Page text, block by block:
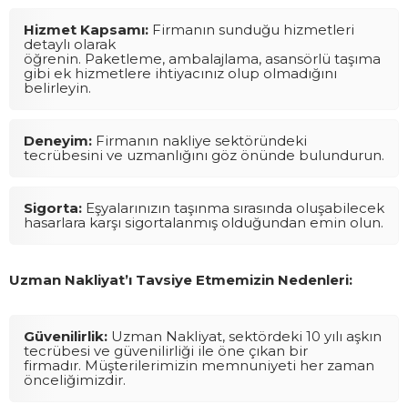
Hizmet Kapsamı: Firmanın sunduğu hizmetleri
detaylı olarak
öğrenin. Paketleme, ambalajlama, asansörlü taşıma
gibi ek hizmetlere ihtiyacınız olup olmadığını
belirleyin.
Deneyim: Firmanın nakliye sektöründeki
tecrübesini ve uzmanlığını göz önünde bulundurun.
Sigorta: Eşyalarınızın taşınma sırasında oluşabilecek
hasarlara karşı sigortalanmış olduğundan emin olun.
Uzman Nakliyat’ı Tavsiye Etmemizin Nedenleri:
Güvenilirlik: Uzman Nakliyat, sektördeki 10 yılı aşkın
tecrübesi ve güvenilirliği ile öne çıkan bir
firmadır. Müşterilerimizin memnuniyeti her zaman
önceliğimizdir.